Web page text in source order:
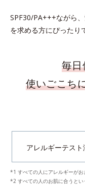
SPF30/PA+++ながら
を求める方にぴったり
毎
使いごこち
アレルギーテスト
*1 すべての人にアレルギーが
*2 すべての人のお肌に合うとい